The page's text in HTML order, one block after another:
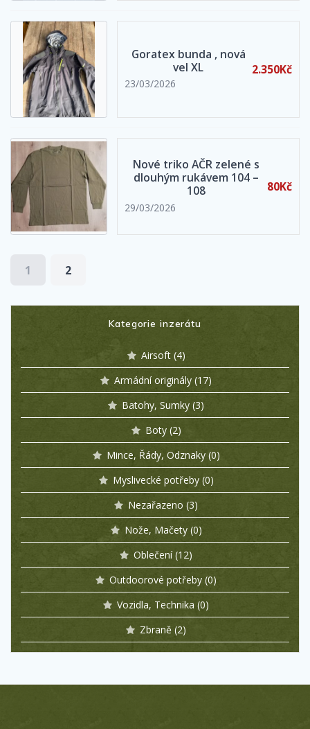
Kategorie inzerátu
Airsoft(4)
Armádní originály (17)
Batohy, Sumky (3)
Boty(2)
Mince, Řády, Odznaky(0)
Myslivecké potřeby(0)
Nezařazeno (3)
Nože, Mačety(0)
Oblečení(12)
Outdoorové potřeby (0)
Vozidla, Technika (0)
Zbraně (2)
Goratex bunda , nová
vel XL
23/03/2026
2.350Kč
Nové triko AČR zelené s
dlouhým rukávem 104 –
108
29/03/2026
80Kč
1 2